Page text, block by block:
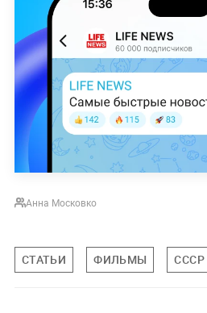
Анна Московко
СТАТЬИ ФИЛЬМЫ СССР